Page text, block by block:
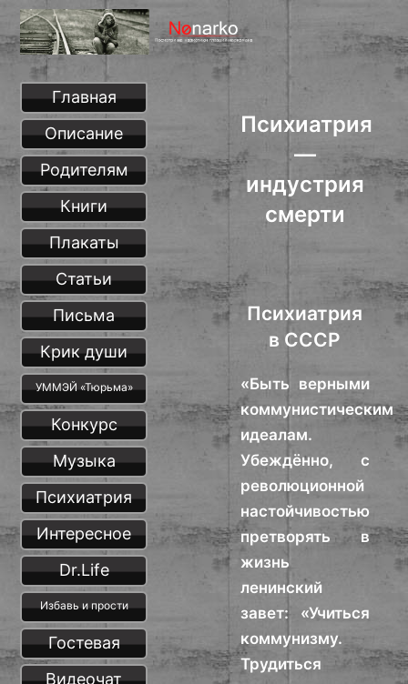
Психиатрия
—
индустрия
смерти
Психиатрия
в СССР
«Быть верными
коммунистическим
идеалам.
Убеждённо, с
революционной
настойчивостью
претворять в
жизнь
ленинский
завет: «Учиться
коммунизму.
Трудиться
Главная
Описание
Родителям
Книги
Плакаты
Статьи
Письма
Крик души
УММЭЙ «Тюрьма»
Конкурс
Музыка
Психиатрия
Интересное
Dr.Life
Избавь и прости
Гостевая
Видеочат